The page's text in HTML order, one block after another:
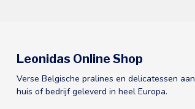
Leonidas Online Shop
Verse Belgische pralines en delicatessen aan
huis of bedrijf geleverd in heel Europa.